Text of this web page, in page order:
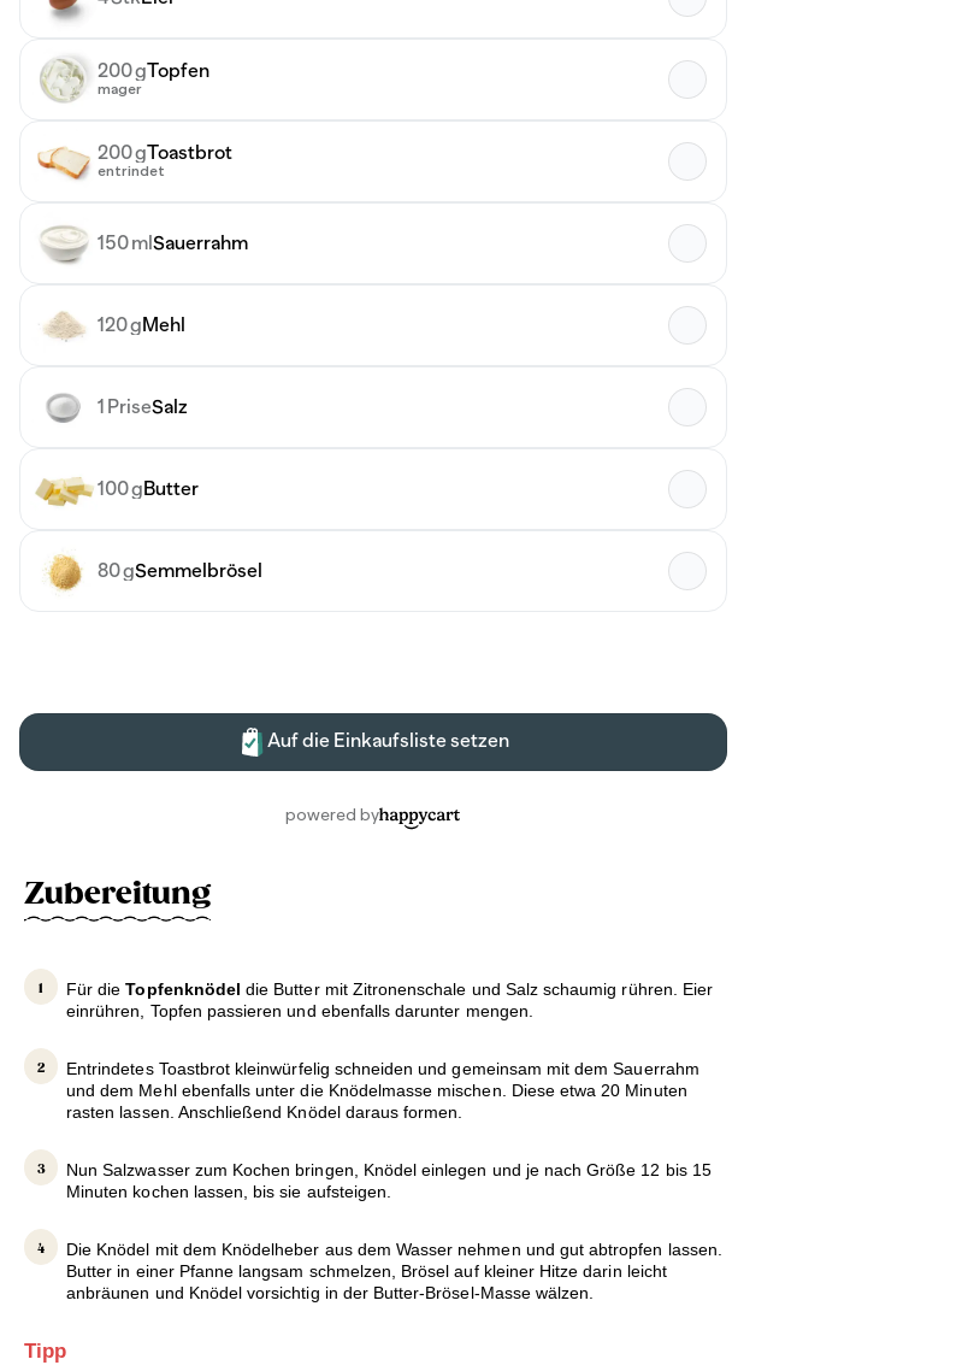
Zubereitung
Für dieTopfenknödel die Butter mit Zitronenschale und Salz schaumig rühren. Eier
einrühren, Topfen passieren und ebenfalls darunter mengen.
Entrindetes Toastbrot kleinwürfelig schneiden und gemeinsam mit dem Sauerrahm
und dem Mehl ebenfalls unter die Knödelmasse mischen. Diese etwa 20 Minuten
rasten lassen. Anschließend Knödel daraus formen.
Nun Salzwasser zum Kochen bringen, Knödel einlegen und je nach Größe 12 bis 15
Minuten kochen lassen, bis sie aufsteigen.
Die Knödel mit dem Knödelheber aus dem Wasser nehmen und gut abtropfen lassen.
Butter in einer Pfanne langsam schmelzen, Brösel auf kleiner Hitze darin leicht
anbräunen und Knödel vorsichtig in der Butter-Brösel-Masse wälzen.
Tipp